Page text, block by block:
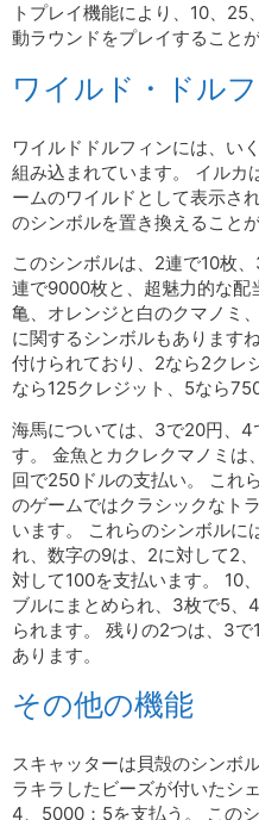
トプレイ機能により、10、
動ラウンドをプレイすることが
ワイルド・ドル
ワイルドドルフィンには、い
組み込まれています。 イルカ
ームのワイルドとして表示さ
のシンボルを置き換えることが
このシンボルは、2連で10枚
連で9000枚と、超魅力的な配
亀、オレンジと白のクマノミ
に関するシンボルもあります
付けられており、2なら2クレ
なら125クレジット、5なら
海馬については、3で20円、
す。 金魚とカクレクマノミ
回で250ドルの支払い。 これ
のゲームではクラシックなト
います。 これらのシンボルに
れ、数字の9は、2に対して2
対して100を支払います。 10
ブルにまとめられ、3枚で5、
られます。 残りの2つは、3
あります。
その他の機能
スキャッターは貝殻のシンボ
ラキラしたビーズが付いたシ
4、5000：5を支払う。 この